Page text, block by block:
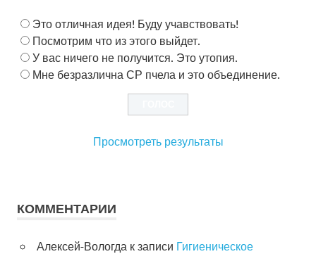
Это отличная идея! Буду учавствовать!
Посмотрим что из этого выйдет.
У вас ничего не получится. Это утопия.
Мне безразлична СР пчела и это объединение.
Просмотреть результаты
КОММЕНТАРИИ
Алексей-Вологда к записи Гигиеническое